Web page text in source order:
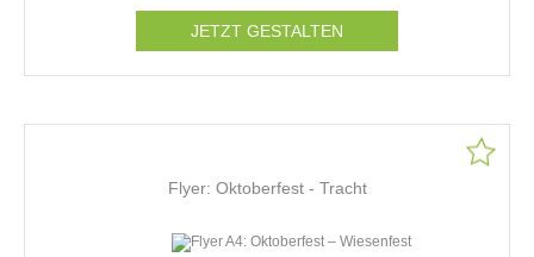
JETZT GESTALTEN
Flyer: Oktoberfest - Tracht